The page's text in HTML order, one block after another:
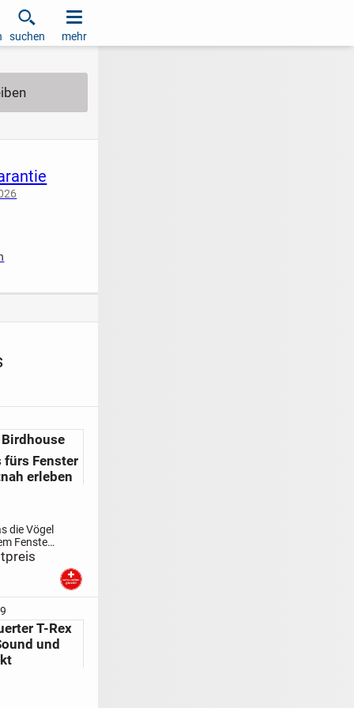
suchen mehr
fürs Fenster
erleben
die Vögel
Fenster
dem My
erleben
den
T-Rex
und